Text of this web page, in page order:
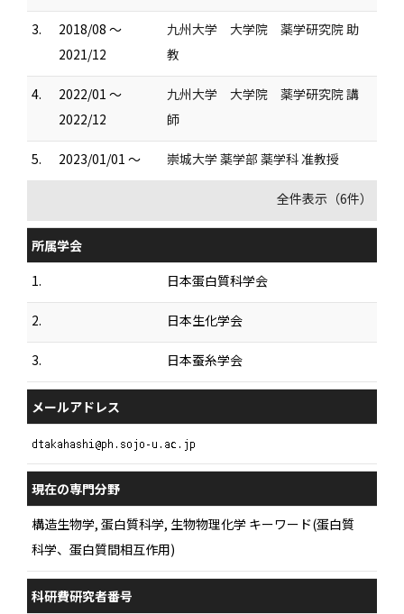
3.
2018/08 ～
2021/12
九州大学 大学院 薬学研究院 助
教
4.
2022/01 ～
2022/12
九州大学 大学院 薬学研究院 講
師
5. 2023/01/01 ～ 崇城大学 薬学部 薬学科 准教授
全件表示（6件）
所属学会
1.
日本蛋白質科学会
2. 日本生化学会
3. 日本蚕糸学会
メールアドレス
現在の専門分野
構造生物学, 蛋白質科学, 生物物理化学 キーワード(蛋白質
科学、蛋白質間相互作用)
科研費研究者番号